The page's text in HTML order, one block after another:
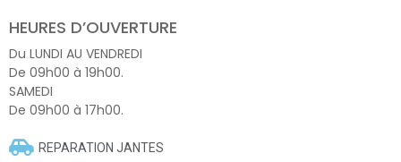
HEURES D’OUVERTURE
Du LUNDI AU VENDREDI
De 09h00 à 19h00.
SAMEDI
De 09h00 à 17h00.
REPARATION JANTES